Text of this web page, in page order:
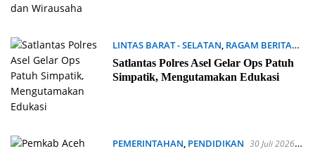
LINTAS BARAT - SELATAN, RAGAM BERITA
30 Juli 2026 16:17 WIB
Satlantas Polres Asel Gelar Ops Patuh
Simpatik, Mengutamakan Edukasi
PEMERINTAHAN, PENDIDIKAN 30 Juli 2026